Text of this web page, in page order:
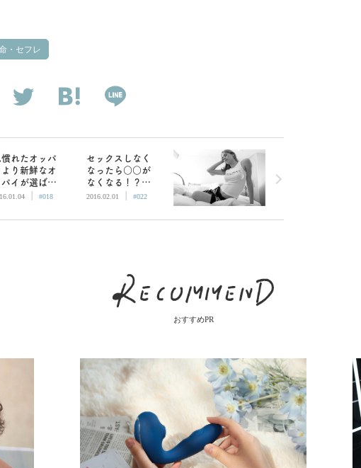
・セフレ
慣れたオッパ
より新鮮なオ
パイが選ばれ
…彼の浮気中
ャンス
| #018
セックスしなく
なったら○○が
なくなる！？女
が表舞台に戻る
2016.02.01 | #022
おすすめPR